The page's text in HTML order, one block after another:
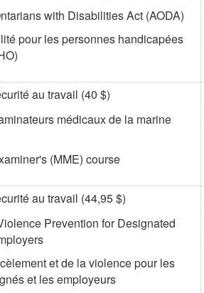
with Disabilities Act (AODA)
pour les personnes handicapées
au travail (40 $)
médicaux de la marine
(MME) course
au travail (44,95 $)
Prevention for Designated
et de la violence pour les
et les employeurs